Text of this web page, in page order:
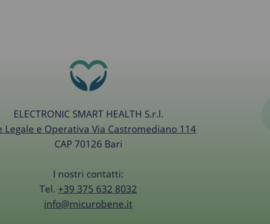
ELECTRONIC SMART HEALTH S.r.l.
Legale e Operativa Via Castromediano 114
CAP 70126 Bari
I nostri contatti:
Tel. +39 375 632 8032
info@micurobene.it